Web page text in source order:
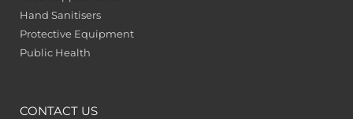
Hand Sanitisers
Protective Equipment
Public Health
CONTACT US